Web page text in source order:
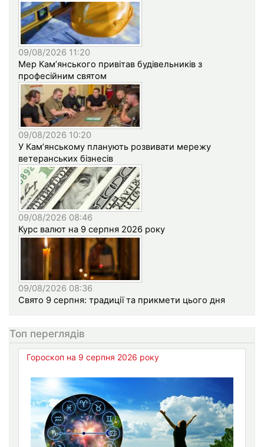
09/08/2026 11:20
Мер Кам’янського привітав будівельників з
професійним святом
09/08/2026 10:20
У Кам’янському планують розвивати мережу
ветеранських бізнесів
09/08/2026 08:46
Курс валют на 9 серпня 2026 року
09/08/2026 08:36
Свято 9 серпня: традиції та прикмети цього дня
Топ переглядів
Гороскоп на 9 серпня 2026 року